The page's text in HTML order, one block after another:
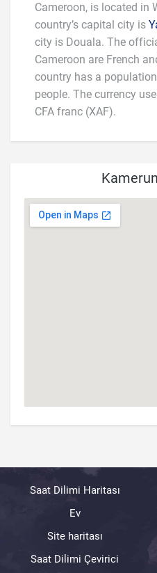
Cameroon, is located in
country’s capital city is
city is Douala. The
Cameroon are French
country has a
people. The currency
CFA franc (XAF).
Saat Dilimi Haritası
Ev
Site haritası
Saat Dilimi Çevirici